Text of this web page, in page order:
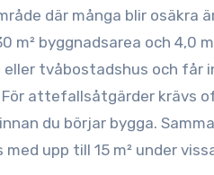
där många blir osäkra
m² byggnadsarea och 4,0
tvåbostadshus och får
För attefallsåtgärder krävs
du börjar bygga.
med upp till 15 m² under